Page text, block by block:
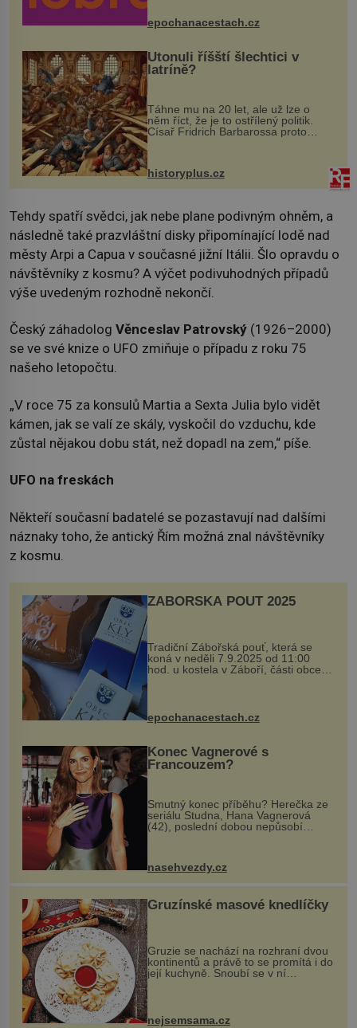
mohou těšit na víno, burčák, pes...
epochanacestach.cz
Utonuli říšští šlechtici v
latríně?
Táhne mu na 20 let, ale už lze o
něm říct, že je to ostřílený politik.
Císař Fridrich Barbarossa proto
posílá svého syna a dědice Jindřicha
VI. do Erfurtu, aby se stal
prostředníkem při řešení sporu m...
historyplus.cz
Tehdy spatří svědci, jak nebe plane podivným ohněm, a
následně také prazvláštní disky připomínající lodě nad
městy Arpi a Capua v současné jižní Itálii. Šlo opravdu o
návštěvníky z kosmu? A výčet podivuhodných případů
výše uvedeným rozhodně nekončí.
Český záhadolog Věnceslav Patrovský (1926–2000)
se ve své knize o UFO zmiňuje o případu z roku 75
našeho letopočtu.
„V roce 75 za konsulů Martia a Sexta Julia bylo vidět
kámen, jak se valí ze skály, vyskočil do vzduchu, kde
zůstal nějakou dobu stát, než dopadl na zem,“ píše.
UFO na freskách
Někteří současní badatelé se pozastavují nad dalšími
náznaky toho, že antický Řím možná znal návštěvníky
z kosmu.
ZÁBOŘSKÁ POUŤ 2025
Tradiční Zábořská pouť, která se
koná v neděli 7.9.2025 od 11:00
hod. u kostela v Záboří, části obce
Kly u Mělníka. V programu naleznete
komentovanou prohlídku kostela,
epochanacestach.cz
Konec Vagnerové s
Francouzem?
Smutný konec příběhu? Herečka ze
seriálu Studna, Hana Vagnerová
(42), poslední dobou nepůsobí
nasehvezdy.cz
Gruzínské masové knedlíčky
Gruzie se nachází na rozhraní dvou
kontinentů a právě to se promítá i do
její kuchyně. Snoubí se v ní
evropské a asijské chutě a díky tomu
vznikají rozmanité a chuťově bohaté
pokrmy, které rozhodně st...
nejsemsama.cz